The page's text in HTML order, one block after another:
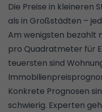
Die Preise in kleineren
als in Großstädten –
Am wenigsten bezahlt
pro Quadratmeter für
teuersten sind
Konkrete Prognosen
schwierig. Experten